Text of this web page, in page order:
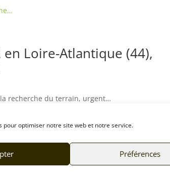
pour optimiser notre site web et notre service.
Préférences
Loire-Atlantique (44),
recherche du terrain, urgent…
le Gard (30),